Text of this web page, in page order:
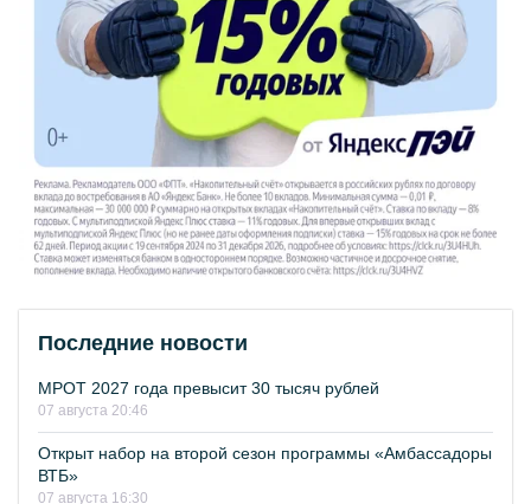
Последние новости
МРОТ 2027 года превысит 30 тысяч рублей
07 августа 20:46
Открыт набор на второй сезон программы «Амбассадоры
ВТБ»
07 августа 16:30